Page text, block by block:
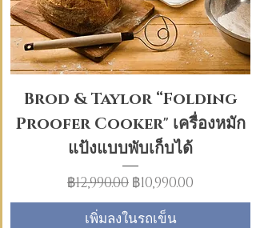
Brod & Taylor “Folding
Proofer Cooker" เครื่องหมัก
แป้งแบบพับเก็บได้
ราคาปกติ
฿12,990.00 ราคาขายลด
฿10,990.00
เพิ่มลงในรถเข็น